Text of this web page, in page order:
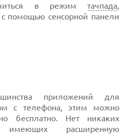
в режим тачпада,
помощью сенсорной панели
приложений для
с телефона, этим можно
бесплатно. Нет никаких
расширенную